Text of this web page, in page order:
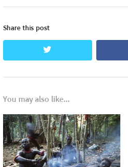
Share this post
You may also like...